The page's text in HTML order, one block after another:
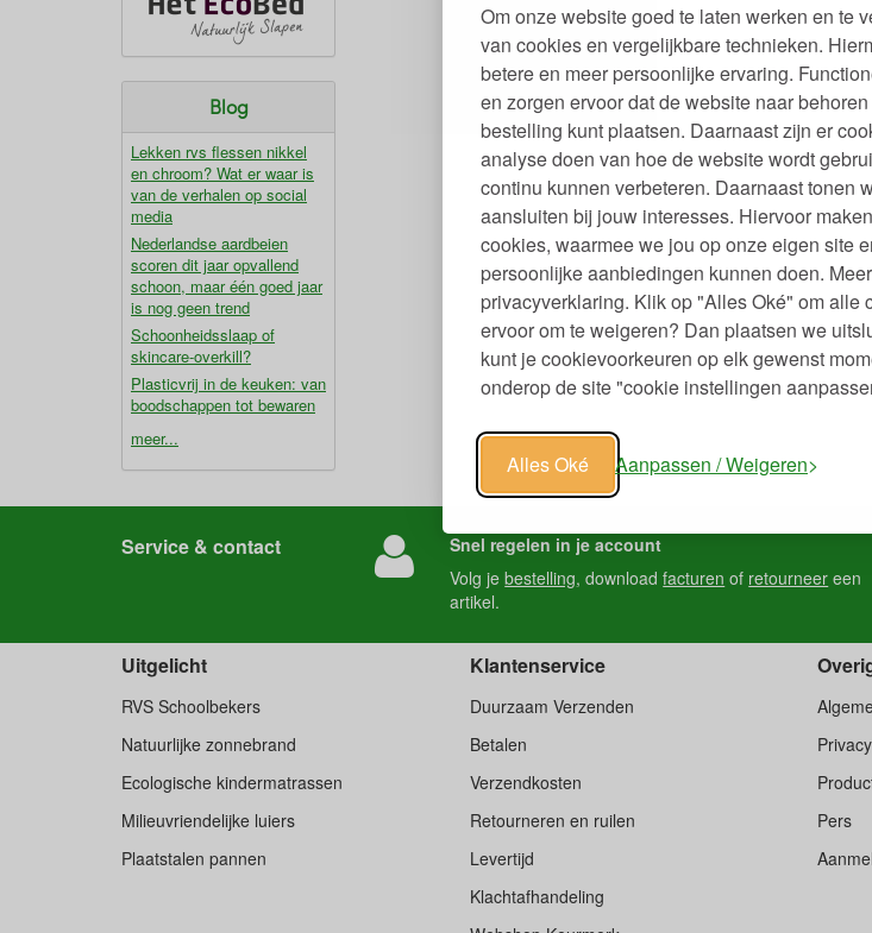
Om onze website goed te laten werken en te
van cookies en vergelijkbare technieken.
betere en meer persoonlijke ervaring.
en zorgen ervoor dat de website naar
bestelling kunt plaatsen. Daarnaast zijn er
analyse doen van hoe de website wordt
continu kunnen verbeteren. Daarnaast tonen
aansluiten bij jouw interesses. Hiervoor
cookies, waarmee we jou op onze eigen site
persoonlijke aanbiedingen kunnen doen.
privacyverklaring. Klik op "Alles Oké" om alle
ervoor om te weigeren? Dan plaatsen we
kunt je cookievoorkeuren op elk gewenst
onderop de site "cookie instellingen
Alles Oké Aanpassen / Weigeren
Blog
Lekken rvs flessen nikkel
en chroom? Wat er waar is
van de verhalen op social
media
Nederlandse aardbeien
scoren dit jaar opvallend
schoon, maar één goed jaar
is nog geen trend
Schoonheidsslaap of
skincare-overkill?
Plasticvrij in de keuken: van
boodschappen tot bewaren
meer...
Service & contact
Snel regelen in je account
Volg jebestelling, downloadfacturen of retourneer een
artikel.
Klantenservice
Duurzaam Verzenden
Betalen
Verzendkosten
Retourneren en ruilen
Levertijd
Klachtafhandeling
Uitgelicht
RVS Schoolbekers
Natuurlijke zonnebrand
Ecologische kindermatrassen
Milieuvriendelijke luiers
Plaatstalen pannen
Pers